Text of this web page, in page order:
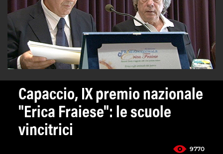
Capaccio, IX premio nazionale
"Erica Fraiese": le scuole
vincitrici
9770